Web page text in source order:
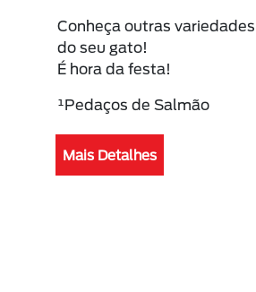
Conheça outras
do seu gato!
É hora da festa!
¹Pedaços de Salmão
Mais Detalhes